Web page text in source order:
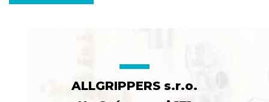
ALLGRIPPERS s.r.o.